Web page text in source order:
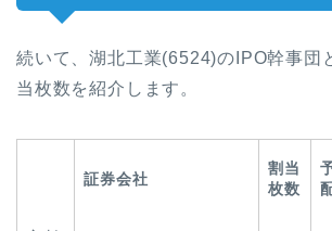
続いて、湖北工業(6524)のIPO幹事団
当枚数を紹介します。
証券会社
割当
枚数